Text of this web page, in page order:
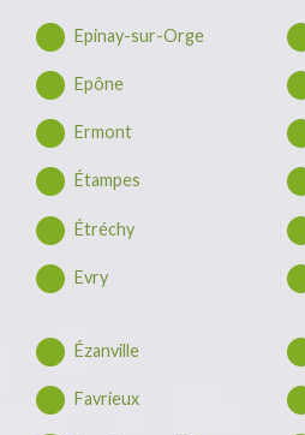
Epinay-sur-Orge
Epône
Ermont
Étampes
Étréchy
Evry
Ézanville
Favrieux